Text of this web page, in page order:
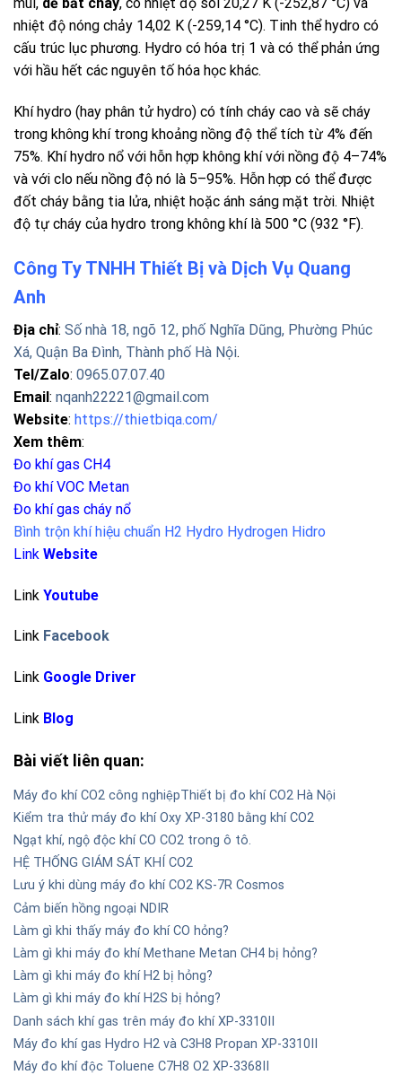
nhiệt độ nóng chảy 14,02 K (-259,14 °C). Tinh thể hydro có
cấu trúc lục phương. Hydro có hóa trị 1 và có thể phản ứng
với hầu hết các nguyên tố hóa học khác.
Khí hydro (hay phân tử hydro) có tính cháy cao và sẽ cháy
trong không khí trong khoảng nồng độ thể tích từ 4% đến
75%. Khí hydro nổ với hỗn hợp không khí với nồng độ 4–74%
và với clo nếu nồng độ nó là 5–95%. Hỗn hợp có thể được
đốt cháy bằng tia lửa, nhiệt hoặc ánh sáng mặt trời. Nhiệt
độ tự cháy của hydro trong không khí là 500 °C (932 °F).
Công Ty TNHH Thiết Bị và Dịch Vụ Quang
Anh
Địa chỉ: Số nhà 18, ngõ 12, phố Nghĩa Dũng, Phường Phúc
Xá, Quận Ba Đình, Thành phố Hà Nội.
Tel/Zalo: 0965.07.07.40
Email: nqanh22221@gmail.com
Website: https://thietbiqa.com/
Xem thêm:
Đo khí gas CH4
Đo khí VOC Metan
Đo khí gas cháy nổ
Bình trộn khí hiệu chuẩn H2 Hydro Hydrogen Hidro
Link Website
Link Youtube
Link Facebook
Link Google Driver
Link Blog
Bài viết liên quan:
Máy đo khí CO2 công nghiệpThiết bị đo khí CO2 Hà Nội
Kiểm tra thử máy đo khí Oxy XP-3180 bằng khí CO2
Ngạt khí, ngộ độc khí CO CO2 trong ô tô.
HỆ THỐNG GIÁM SÁT KHÍ CO2
Lưu ý khi dùng máy đo khí CO2 KS-7R Cosmos
Cảm biến hồng ngoại NDIR
Làm gì khi thấy máy đo khí CO hỏng?
Làm gì khi máy đo khí Methane Metan CH4 bị hỏng?
Làm gì khi máy đo khí H2 bị hỏng?
Làm gì khi máy đo khí H2S bị hỏng?
Danh sách khí gas trên máy đo khí XP-3310II
Máy đo khí gas Hydro H2 và C3H8 Propan XP-3310II
Máy đo khí độc Toluene C7H8 O2 XP-3368II